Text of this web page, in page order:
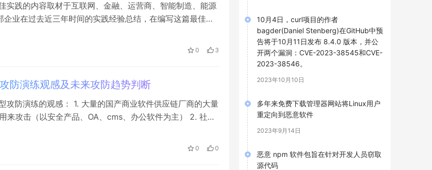
实践的内容取材于互联网、金融、运营商、智能制造、能源
企业在过去近三年时间的实践经验总结，在编写这篇最佳实
中包括来自小米的piaca、月胜、涂鸦智能的刘龙威、快手的
0 3
防演练观感及未来攻防趋势判断
攻防演练的观感： 1. 大量的国产商业软件供应链厂商的大量
来攻击（以安全产品、OA、cms、办公软件为主） 2. 社工
洞及投毒仍然很实用（更多是Nday漏洞有更成熟的利用工
0 0
10月4日，curl项目的作者
bagder(Daniel Stenberg)在GitHub中预
告将于10月11日发布 8.4.0 版本，并公
开两个漏洞：CVE-2023-38545和CVE-
2023-38546。
2023年10月10日
多年来免费下载管理器网站将Linux用户
重定向到恶意软件
2023年9月14日
恶意 npm 软件包旨在针对开发人员窃取
源代码